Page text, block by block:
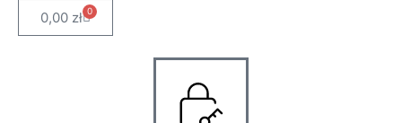
0,00 zł 0
Cart